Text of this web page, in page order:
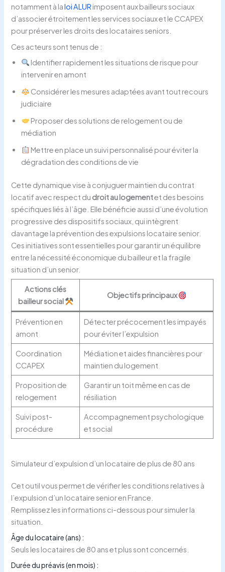
notamment à laloi ALUR imposent aux bailleurs sociaux
d’associer étroitement les services sociaux et le CCAPEX
pour préserver les droits des locataires seniors.
Ces acteurs sont tenus de :
Identifier rapidement les situations de risque pour
intervenir en amont
Considérer les mesures adaptées avant tout recours
judiciaire
Proposer des solutions de relogement ou de
médiation
Mettre en place un suivi personnalisé pour éviter la
dégradation des conditions de vie
Cette dynamique vise à conjuguer maintien du contrat
locatif avec respect du droit au logementet des besoins
spécifiques liés à l’âge. Elle bénéficie aussi d’une évolution
progressive des dispositifs sociaux, qui intègrent
davantage la prévention des expulsions locataire senior.
Ces initiatives sont essentielles pour garantir un équilibre
entre la nécessité économique du bailleur et la fragile
situation d’un senior.
Actions clés
bailleur social
Objectifs principaux
Prévention en
amont
Détecter précocement les impayés
pour éviter l’expulsion
Coordination
CCAPEX
Médiation et aides financières pour
maintien du logement
Proposition de
relogement
Garantir un toit même en cas de
résiliation
Suivi post-
procédure
Accompagnement psychologique
et social
Simulateur d’expulsion d’un locataire de plus de 80 ans
Cet outil vous permet de vérifier les conditions relatives à
l’expulsion d’un locataire senior en France.
Remplissez les informations ci-dessous pour simuler la
situation.
Âge du locataire (ans) :
Seuls les locataires de 80 ans et plus sont concernés.
Durée du préavis (en mois) :